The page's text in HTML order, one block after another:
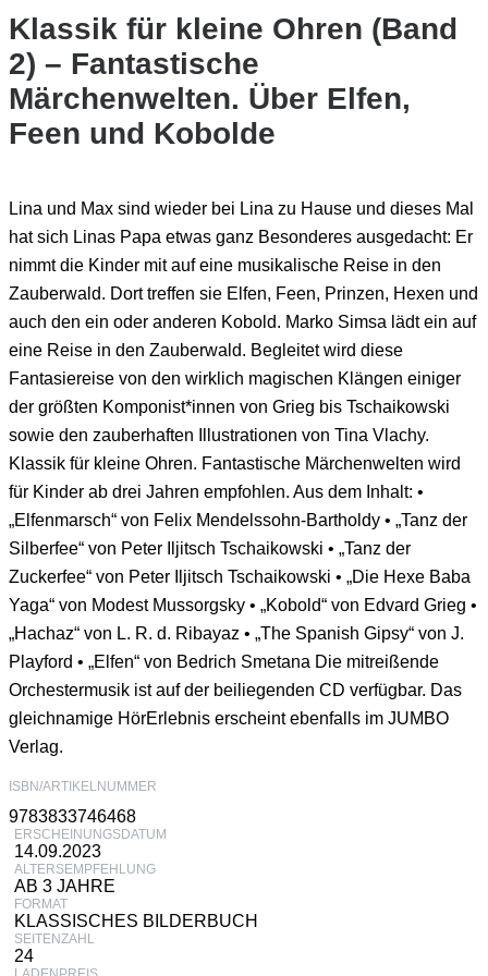
Klassik für kleine Ohren (Band
2) – Fantastische
Märchenwelten. Über Elfen,
Feen und Kobolde
Lina und Max sind wieder bei Lina zu Hause und dieses Mal
hat sich Linas Papa etwas ganz Besonderes ausgedacht: Er
nimmt die Kinder mit auf eine musikalische Reise in den
Zauberwald. Dort treffen sie Elfen, Feen, Prinzen, Hexen und
auch den ein oder anderen Kobold. Marko Simsa lädt ein auf
eine Reise in den Zauberwald. Begleitet wird diese
Fantasiereise von den wirklich magischen Klängen einiger
der größten Komponist*innen von Grieg bis Tschaikowski
sowie den zauberhaften Illustrationen von Tina Vlachy.
Klassik für kleine Ohren. Fantastische Märchenwelten wird
für Kinder ab drei Jahren empfohlen. Aus dem Inhalt: •
„Elfenmarsch“ von Felix Mendelssohn-Bartholdy • „Tanz der
Silberfee“ von Peter Iljitsch Tschaikowski • „Tanz der
Zuckerfee“ von Peter Iljitsch Tschaikowski • „Die Hexe Baba
Yaga“ von Modest Mussorgsky • „Kobold“ von Edvard Grieg •
„Hachaz“ von L. R. d. Ribayaz • „The Spanish Gipsy“ von J.
Playford • „Elfen“ von Bedrich Smetana Die mitreißende
Orchestermusik ist auf der beiliegenden CD verfügbar. Das
gleichnamige HörErlebnis erscheint ebenfalls im JUMBO
Verlag.
ISBN/ARTIKELNUMMER
9783833746468
ERSCHEINUNGSDATUM
14.09.2023
ALTERSEMPFEHLUNG
AB 3 JAHRE
FORMAT
KLASSISCHES BILDERBUCH
SEITENZAHL
24